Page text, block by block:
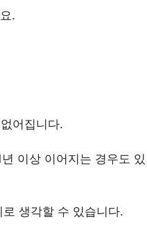
.
어집니다.
이상 이어지는 경우도 있
생각할 수 있습니다.